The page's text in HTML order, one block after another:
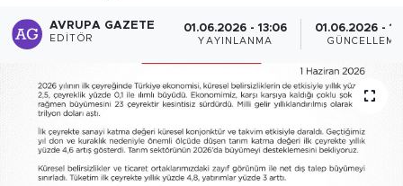
AVRUPA GAZETE
EDITÖR
01.06.2026 - 13:06
YAYINLANMA
01.06.2026 -
GÜNCELLEME